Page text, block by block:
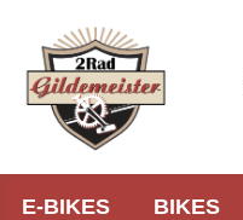
E-BIKES BIKES